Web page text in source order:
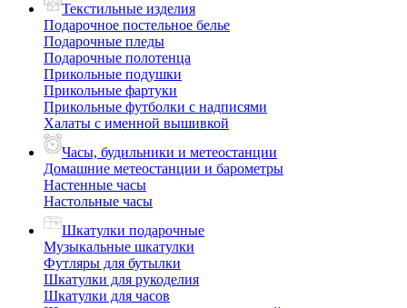
Текстильные изделия
Подарочное постельное белье
Подарочные пледы
Подарочные полотенца
Прикольные подушки
Прикольные фартуки
Прикольные футболки с надписями
Халаты с именной вышивкой
Часы, будильники и метеостанции
Домашние метеостанции и барометры
Настенные часы
Настольные часы
Шкатулки подарочные
Музыкальные шкатулки
Футляры для бутылки
Шкатулки для рукоделия
Шкатулки для часов